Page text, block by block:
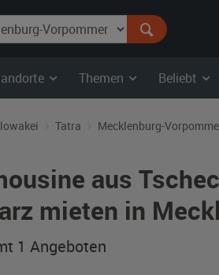
Themen Beliebt
Tatra Mecklenburg-
aus
mieten in
1 Angeboten